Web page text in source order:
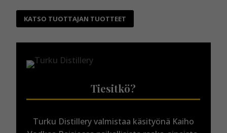
KATSO TUOTTAJAN TUOTTEET
Tiesitkö?
Turku Distillery valmistaa käsityönä Kaiho